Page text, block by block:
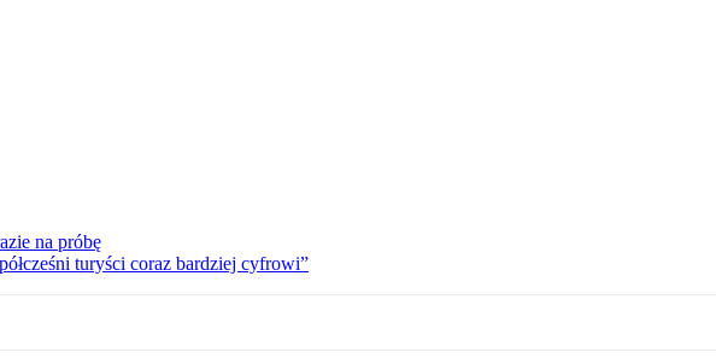
na próbę
turyści coraz bardziej cyfrowi”